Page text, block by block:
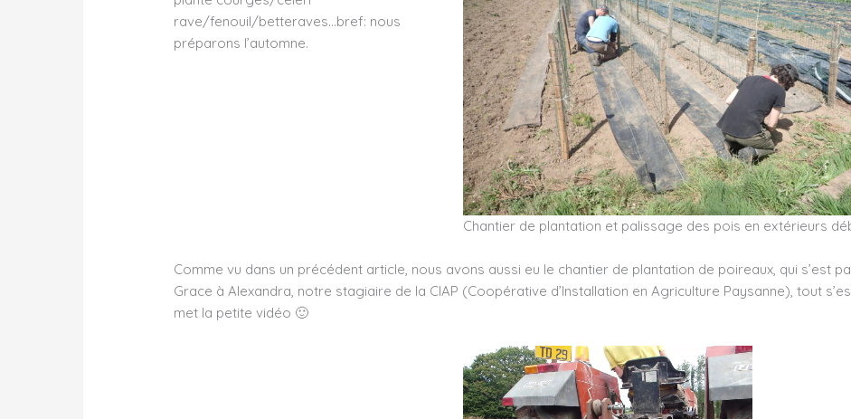
rave/fenouil/betteraves…bref: nous
préparons l’automne.
Chantier de plantation et palissage des pois en extérieurs
Comme vu dans un précédent article, nous avons aussi eu le chantier de plantation de poireaux, qui s’est
Grace à Alexandra, notre stagiaire de la CIAP (Coopérative d’Installation en Agriculture Paysanne), tout
met la petite vidéo 🙂